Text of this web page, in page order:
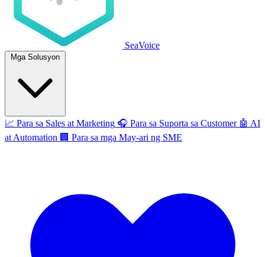
SeaVoice
Mga Solusyon
📈 Para sa Sales at Marketing 🎧 Para sa Suporta sa Customer 🤖 AI
at Automation 🏢 Para sa mga May-ari ng SME